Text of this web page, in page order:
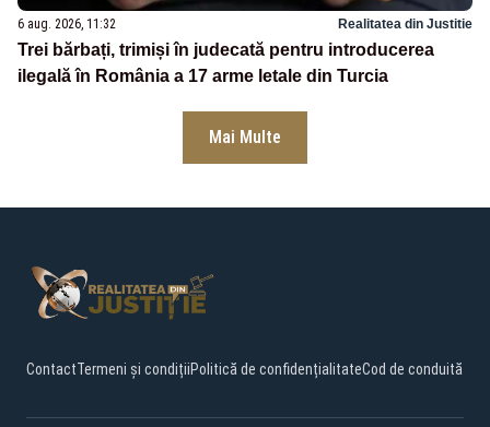
6 aug. 2026, 11:32 Realitatea din Justitie
Trei bărbați, trimiși în judecată pentru introducerea
ilegală în România a 17 arme letale din Turcia
Mai Multe
ContactTermeni și condițiiPolitică de confidențialitateCod de conduită